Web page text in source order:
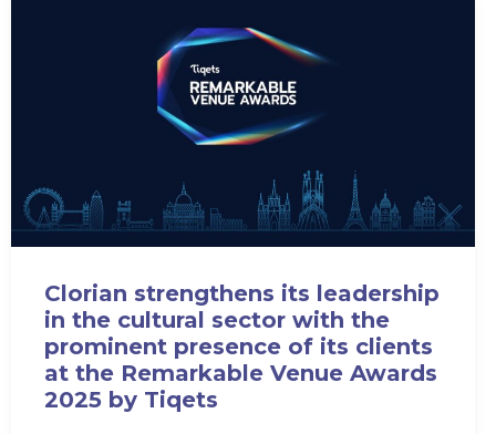
Clorian strengthens its leadership
in the cultural sector with the
prominent presence of its clients
at the Remarkable Venue Awards
2025 by Tiqets